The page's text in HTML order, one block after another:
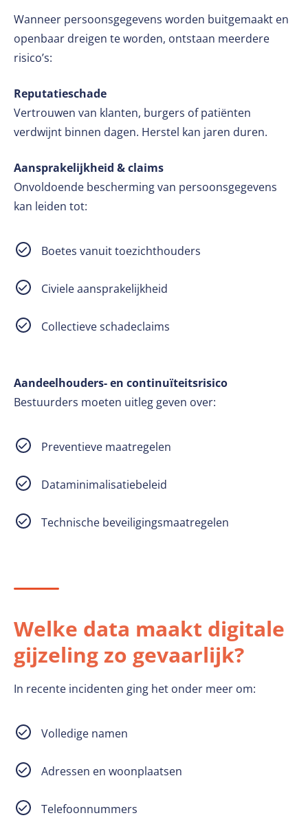
Wanneer persoonsgegevens worden buitgemaakt en
openbaar dreigen te worden, ontstaan meerdere
risico’s:
Reputatieschade
Vertrouwen van klanten, burgers of patiënten
verdwijnt binnen dagen. Herstel kan jaren duren.
Aansprakelijkheid & claims
Onvoldoende bescherming van persoonsgegevens
kan leiden tot:
Boetes vanuit toezichthouders
Civiele aansprakelijkheid
Collectieve schadeclaims
Aandeelhouders- en continuïteitsrisico
Bestuurders moeten uitleg geven over:
Preventieve maatregelen
Dataminimalisatiebeleid
Technische beveiligingsmaatregelen
Welke data maakt digitale
gijzeling zo gevaarlijk?
In recente incidenten ging het onder meer om:
Volledige namen
Adressen en woonplaatsen
Telefoonnummers